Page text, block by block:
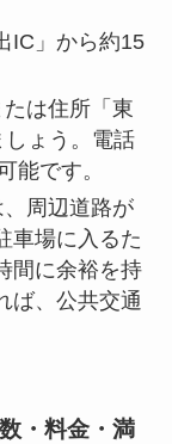
IC」から約15
は住所「東
ょう。電話
能です。
周辺道路が
車場に入るた
間に余裕を持
ば、公共交通
・料金・満